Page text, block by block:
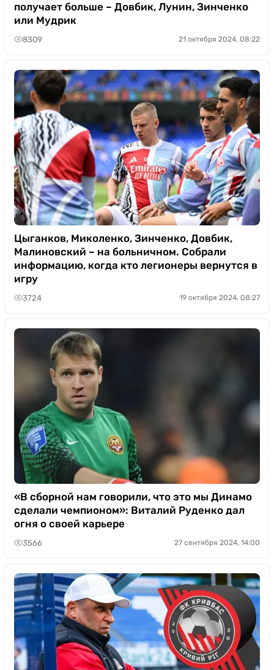
получает больше – Довбик, Лунин, Зинченко
или Мудрик
8309 21 октября 2024, 08:22
Цыганков, Миколенко, Зинченко, Довбик,
Малиновский – на больничном. Собрали
информацию, когда кто легионеры вернутся в
игру
3724 19 октября 2024, 08:27
«В сборной нам говорили, что это мы Динамо
сделали чемпионом»: Виталий Руденко дал
огня о своей карьере
3566 27 сентября 2024, 14:00